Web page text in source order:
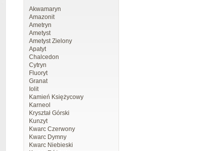
Akwamaryn
Amazonit
Ametryn
Ametyst
Ametyst Zielony
Apatyt
Chalcedon
Cytryn
Fluoryt
Granat
Iolit
Kamień Księżycowy
Karneol
Kryształ Górski
Kunzyt
Kwarc Czerwony
Kwarc Dymny
Kwarc Niebieski